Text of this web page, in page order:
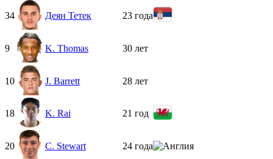
34 Деян Тетек 23 года
9 K. Thomas 30 лет
10 J. Barrett 28 лет
18 K. Rai 21 год
20 C. Stewart 24 года